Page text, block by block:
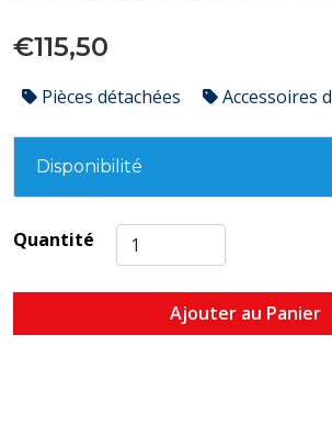
€115,50
Pièces détachées Accessoires
Disponibilité
Quantité
Ajouter au Panier